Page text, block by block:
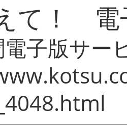
て！ 電
子版サー